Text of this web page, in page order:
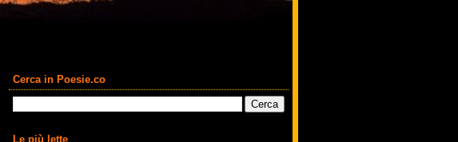
Cerca in Poesie.co
Le più lette